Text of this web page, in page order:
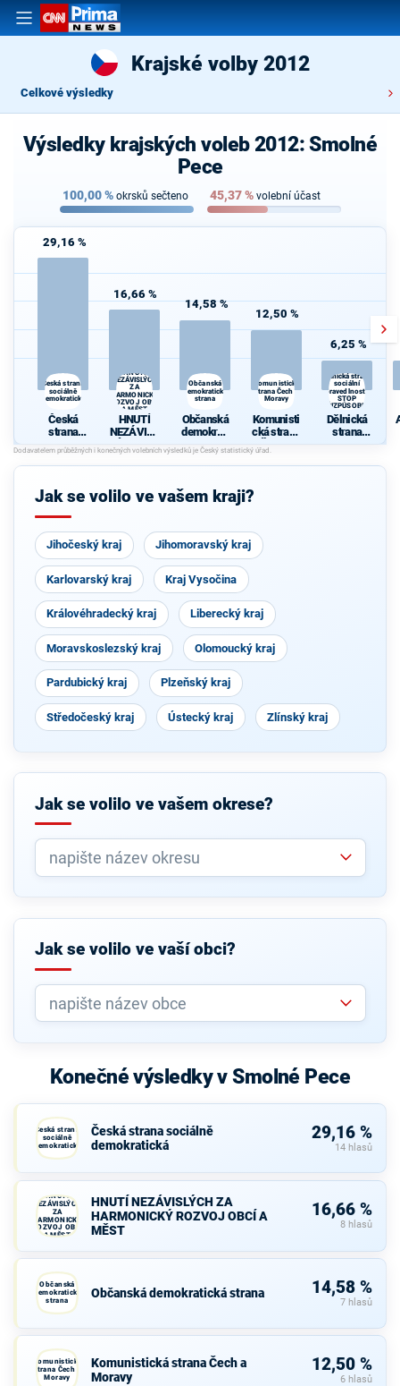
Krajské volby 2012
Celkové výsledky
Výsledky krajských voleb 2012: Smolné
Pece
100,00% okrsků sečteno 45,37% volební účast
29,16 %
Česká strana
sociálně
demokratická
Česká
strana
sociálně
demokrati
cká
16,66 %
HNUTÍ
NEZÁVISLÝCH
ZA
HARMONICKÝ
ROZVOJ OBCÍ
A MĚST
HNUTÍ
NEZÁVISL
ÝCH ZA
HARMONI
CKÝ
OBCÍ A
14,58 %
Občanská
demokratická
strana
Občanská
demokrati
cká strana
12,50 %
Komunistická
strana Čech a
Moravy
Komunisti
cká strana
Čech a
Moravy
6,25 %
Dělnická strana
sociální
spravedlnosti -
STOP
NEPŘIZPŮSOBIVÝM!
Dělnická
strana
sociální
osti -
Jak se volilo ve vašem kraji?
Jihočeský kraj Jihomoravský kraj
Karlovarský kraj Kraj Vysočina
Královéhradecký kraj Liberecký kraj
Moravskoslezský kraj Olomoucký kraj
Pardubický kraj Plzeňský kraj
Středočeský kraj Ústecký kraj Zlínský kraj
Jak se volilo ve vašem okrese?
Jak se volilo ve vaší obci?
Konečné výsledky v Smolné Pece
Česká strana
sociálně
demokratická
Česká strana sociálně
demokratická
29,16 %
14 hlasů
HNUTÍ
NEZÁVISLÝCH
ZA
HARMONICKÝ
ROZVOJ OBCÍ
A MĚST
HNUTÍ NEZÁVISLÝCH ZA
HARMONICKÝ ROZVOJ OBCÍ A
MĚST
16,66 %
8 hlasů
Občanská
demokratická
strana
Občanská demokratická strana 14,58 %
7 hlasů
Komunistická
strana Čech a
Moravy
Komunistická strana Čech a
Moravy
12,50 %
6 hlasů